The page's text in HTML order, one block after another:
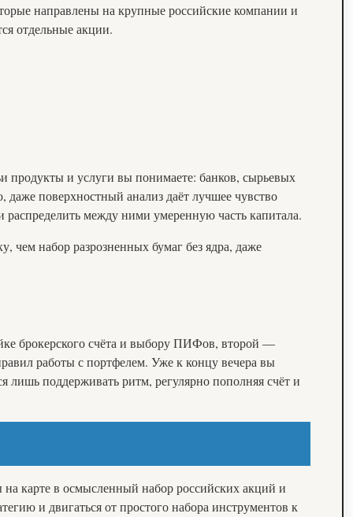
направлены на крупные российские компании и
отдельные акции.
продукты и услуги вы понимаете: банков, сырьевых
поверхностный анализ даёт лучшее чувство
распределить между ними умеренную часть капитала.
набор разрозненных бумаг без ядра, даже
брокерского счёта и выбору ПИФов, второй —
работы с портфелем. Уже к концу вечера вы
лишь поддерживать ритм, регулярно пополняя счёт и
на карте в осмысленный набор российских акций и
и двигаться от простого набора инструментов к